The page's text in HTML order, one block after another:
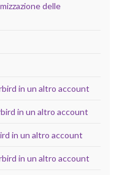
delle
in un altro account
in un altro account
in un altro account
in un altro account